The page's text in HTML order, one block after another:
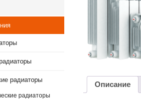
Описание
радиаторы
радиаторы